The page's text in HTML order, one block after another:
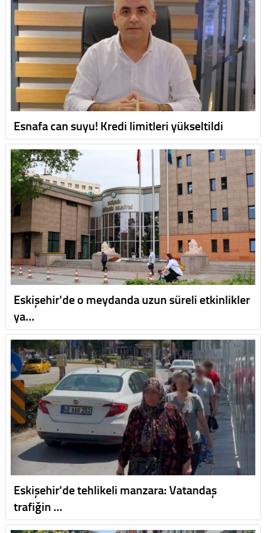
Esnafa can suyu! Kredi limitleri yükseltildi
Eskişehir'de o meydanda uzun süreli etkinlikler
ya…
Eskişehir'de tehlikeli manzara: Vatandaş
trafiğin …